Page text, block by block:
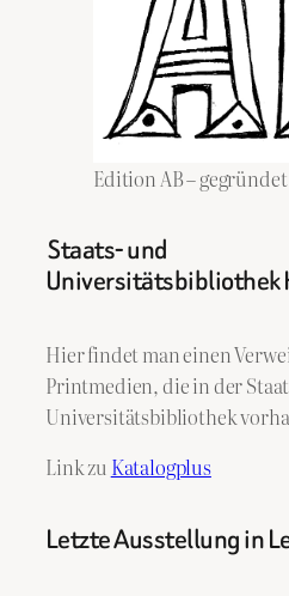
Edition AB – gegründet
Staats- und
Universitätsbibliothek
Hier findet man einen
Printmedien, die in der
Universitätsbibliothek
Link zu Katalogplus
Letzte Ausstellung in